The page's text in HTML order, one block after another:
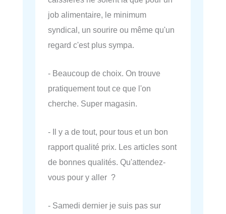
job alimentaire, le minimum
syndical, un sourire ou même qu'un
regard c'est plus sympa.
- Beaucoup de choix. On trouve
pratiquement tout ce que l'on
cherche. Super magasin.
- Il y a de tout, pour tous et un bon
rapport qualité prix. Les articles sont
de bonnes qualités. Qu'attendez-
vous pour y aller ?
- Samedi dernier je suis pas sur